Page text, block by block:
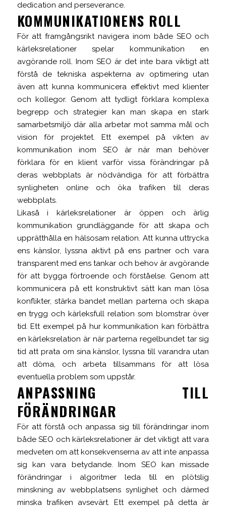
dedication and perseverance.
KOMMUNIKATIONENS ROLL
För att framgångsrikt navigera inom både SEO och
kärleksrelationer spelar kommunikation en
avgörande roll. Inom SEO är det inte bara viktigt att
förstå de tekniska aspekterna av optimering utan
även att kunna kommunicera effektivt med klienter
och kollegor. Genom att tydligt förklara komplexa
begrepp och strategier kan man skapa en stark
samarbetsmiljö där alla arbetar mot samma mål och
vision för projektet. Ett exempel på vikten av
kommunikation inom SEO är när man behöver
förklara för en klient varför vissa förändringar på
deras webbplats är nödvändiga för att förbättra
synligheten online och öka trafiken till deras
webbplats.
Likaså i kärleksrelationer är öppen och ärlig
kommunikation grundläggande för att skapa och
upprätthålla en hälsosam relation. Att kunna uttrycka
ens känslor, lyssna aktivt på ens partner och vara
transparent med ens tankar och behov är avgörande
för att bygga förtroende och förståelse. Genom att
kommunicera på ett konstruktivt sätt kan man lösa
konflikter, stärka bandet mellan parterna och skapa
en trygg och kärleksfull relation som blomstrar över
tid. Ett exempel på hur kommunikation kan förbättra
en kärleksrelation är när parterna regelbundet tar sig
tid att prata om sina känslor, lyssna till varandra utan
att döma, och arbeta tillsammans för att lösa
eventuella problem som uppstår.
ANPASSNING TILL
FÖRÄNDRINGAR
För att förstå och anpassa sig till förändringar inom
både SEO och kärleksrelationer är det viktigt att vara
medveten om att konsekvenserna av att inte anpassa
sig kan vara betydande. Inom SEO kan missade
förändringar i algoritmer leda till en plötslig
minskning av webbplatsens synlighet och därmed
minska trafiken avsevärt. Ett exempel på detta är